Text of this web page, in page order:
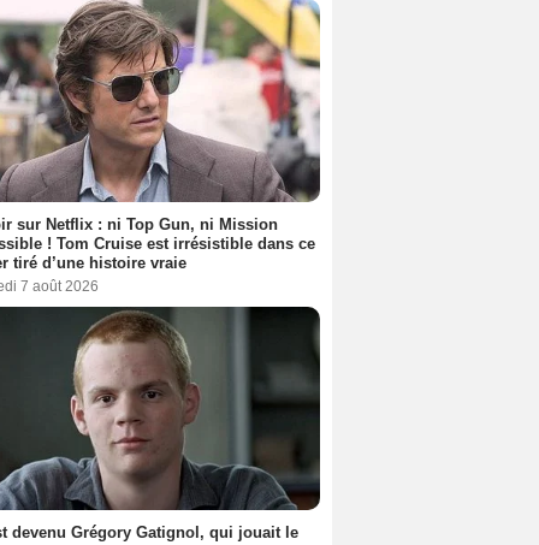
sur Netflix : ni Top Gun, ni Mission
! Tom Cruise est irrésistible dans ce
tiré d’une histoire vraie
7 août 2026
devenu Grégory Gatignol, qui jouait le